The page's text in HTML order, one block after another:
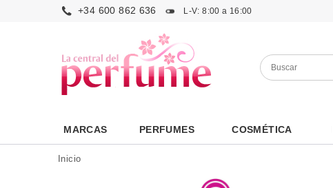
+34 600 862 636 L-V: 8:00 a 16:00
MARCAS PERFUMES COSMÉTICA
Inicio